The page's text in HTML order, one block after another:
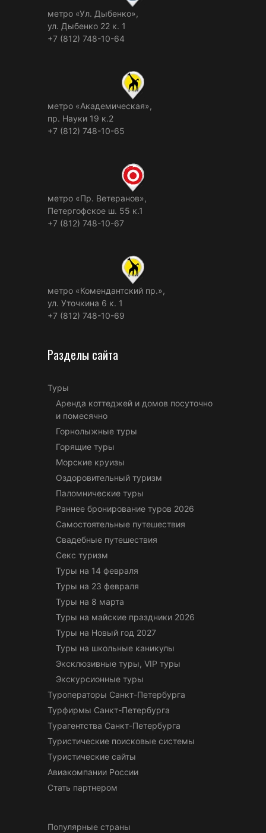
метро «Ул. Дыбенко»,
ул. Дыбенко 22 к. 1
+7 (812) 748-10-64
метро «Академическая»,
пр. Науки 19 к.2
+7 (812) 748-10-65
метро «Пр. Ветеранов»,
Петергофское ш. 55 к.1
+7 (812) 748-10-67
метро «Комендантский пр.»,
ул. Уточкина 6 к. 1
+7 (812) 748-10-69
Разделы сайта
Туры
Аренда коттеджей и домов посуточно
и помесячно
Горнолыжные туры
Горящие туры
Морские круизы
Оздоровительный туризм
Паломнические туры
Раннее бронирование туров 2026
Самостоятельные путешествия
Свадебные путешествия
Секс туризм
Туры на 14 февраля
Туры на 23 февраля
Туры на 8 марта
Туры на майские праздники 2026
Туры на Новый год 2027
Туры на школьные каникулы
Эксклюзивные туры, VIP туры
Экскурсионные туры
Туроператоры Санкт-Петербурга
Турфирмы Санкт-Петербурга
Турагентства Санкт-Петербурга
Туристические поисковые системы
Туристические сайты
Авиакомпании России
Стать партнером
Популярные страны